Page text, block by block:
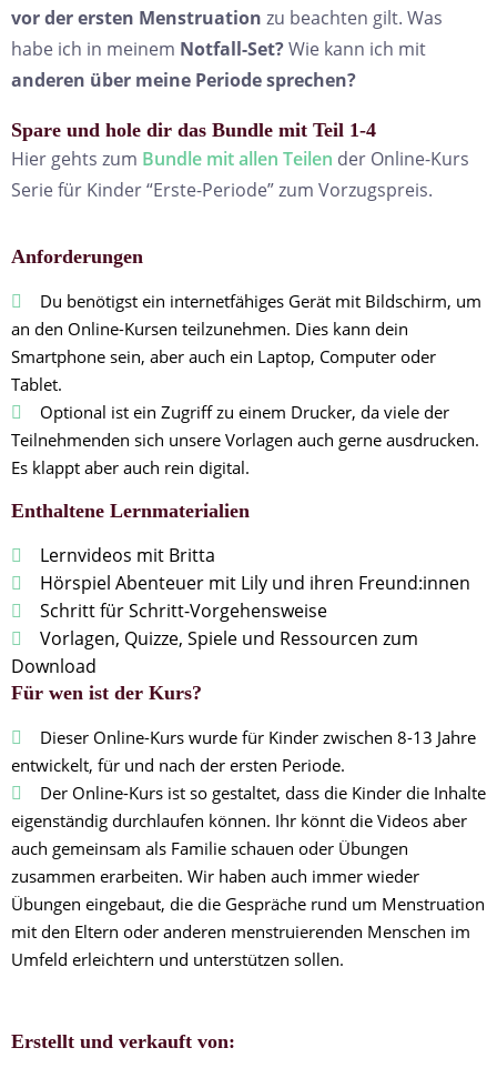
vor der ersten Menstruation zu beachten gilt. Was
habe ich in meinem Notfall-Set?Wie kann ich mit
anderen über meine Periode sprechen?
Spare und hole dir das Bundle mit Teil 1-4
Hier gehts zum Bundle mit allen Teilen der Online-Kurs
Serie für Kinder “Erste-Periode” zum Vorzugspreis.
Anforderungen
Du benötigst ein internetfähiges Gerät mit Bildschirm, um
an den Online-Kursen teilzunehmen. Dies kann dein
Smartphone sein, aber auch ein Laptop, Computer oder
Tablet.
Optional ist ein Zugriff zu einem Drucker, da viele der
Teilnehmenden sich unsere Vorlagen auch gerne ausdrucken.
Es klappt aber auch rein digital.
Enthaltene Lernmaterialien
Lernvideos mit Britta
Hörspiel Abenteuer mit Lily und ihren Freund:innen
Schritt für Schritt-Vorgehensweise
Vorlagen, Quizze, Spiele und Ressourcen zum
Download
Für wen ist der Kurs?
Dieser Online-Kurs wurde für Kinder zwischen 8-13 Jahre
entwickelt, für und nach der ersten Periode.
Der Online-Kurs ist so gestaltet, dass die Kinder die Inhalte
eigenständig durchlaufen können. Ihr könnt die Videos aber
auch gemeinsam als Familie schauen oder Übungen
zusammen erarbeiten. Wir haben auch immer wieder
Übungen eingebaut, die die Gespräche rund um Menstruation
mit den Eltern oder anderen menstruierenden Menschen im
Umfeld erleichtern und unterstützen sollen.
Erstellt und verkauft von: